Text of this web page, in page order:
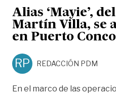
Alias ‘Mayie’,
Martín Villa, se
en Puerto
RP REDACCIÓN PDM
En el marco de las